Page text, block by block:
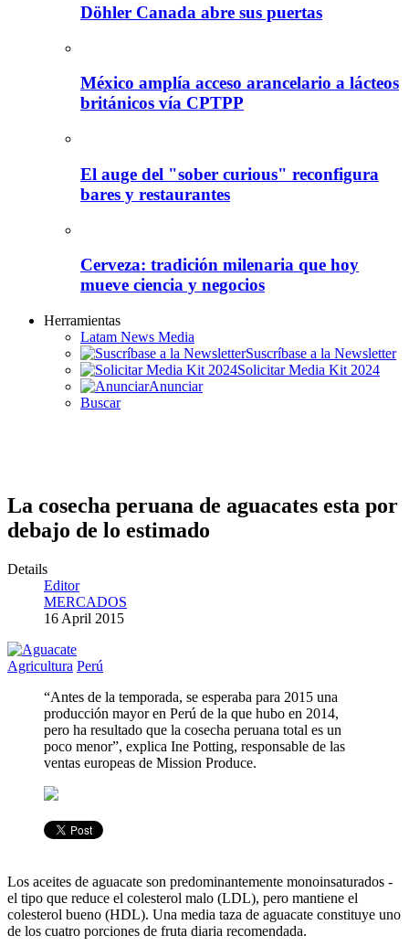
Döhler Canada abre sus puertas
México amplía acceso arancelario a lácteos
británicos vía CPTPP
El auge del "sober curious" reconfigura
bares y restaurantes
Cerveza: tradición milenaria que hoy
mueve ciencia y negocios
Herramientas
Latam News Media
Suscríbase a la Newsletter
Solicitar Media Kit 2024
Anunciar
Buscar
La cosecha peruana de aguacates esta por
debajo de lo estimado
Details
Editor
MERCADOS
16 April 2015
Agricultura Perú
“Antes de la temporada, se esperaba para 2015 una
producción mayor en Perú de la que hubo en 2014,
pero ha resultado que la cosecha peruana total es un
poco menor”, explica Ine Potting, responsable de las
ventas europeas de Mission Produce.
Los aceites de aguacate son predominantemente monoinsaturados -
el tipo que reduce el colesterol malo (LDL), pero mantiene el
colesterol bueno (HDL). Una media taza de aguacate constituye uno
de los cuatro porciones de fruta diaria recomendada.